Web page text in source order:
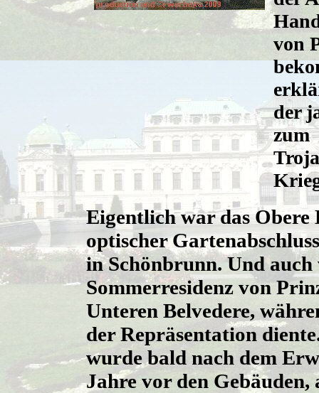
von
der
zum
Eigentlich war das
optischer
in Schönbrunn. Und
Sommerresidenz von
Unteren Belvedere,
der Repräsentation
wurde bald nach dem
Jahre vor den Gebäuden,